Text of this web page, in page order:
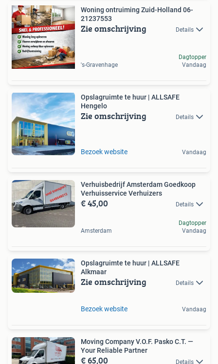
Woning ontruiming Zuid-Holland 06-
21237553
Zie omschrijving Details
's-Gravenhage
Dagtopper
Vandaag
Opslagruimte te huur | ALLSAFE
Hengelo
Zie omschrijving Details
Bezoek website Vandaag
Verhuisbedrijf Amsterdam Goedkoop
Verhuisservice Verhuizers
€ 45,00 Details
Amsterdam
Dagtopper
Vandaag
Opslagruimte te huur | ALLSAFE
Alkmaar
Zie omschrijving Details
Bezoek website Vandaag
Moving Company V.O.F. Pasko C.T. —
Your Reliable Partner
€ 65,00 Details